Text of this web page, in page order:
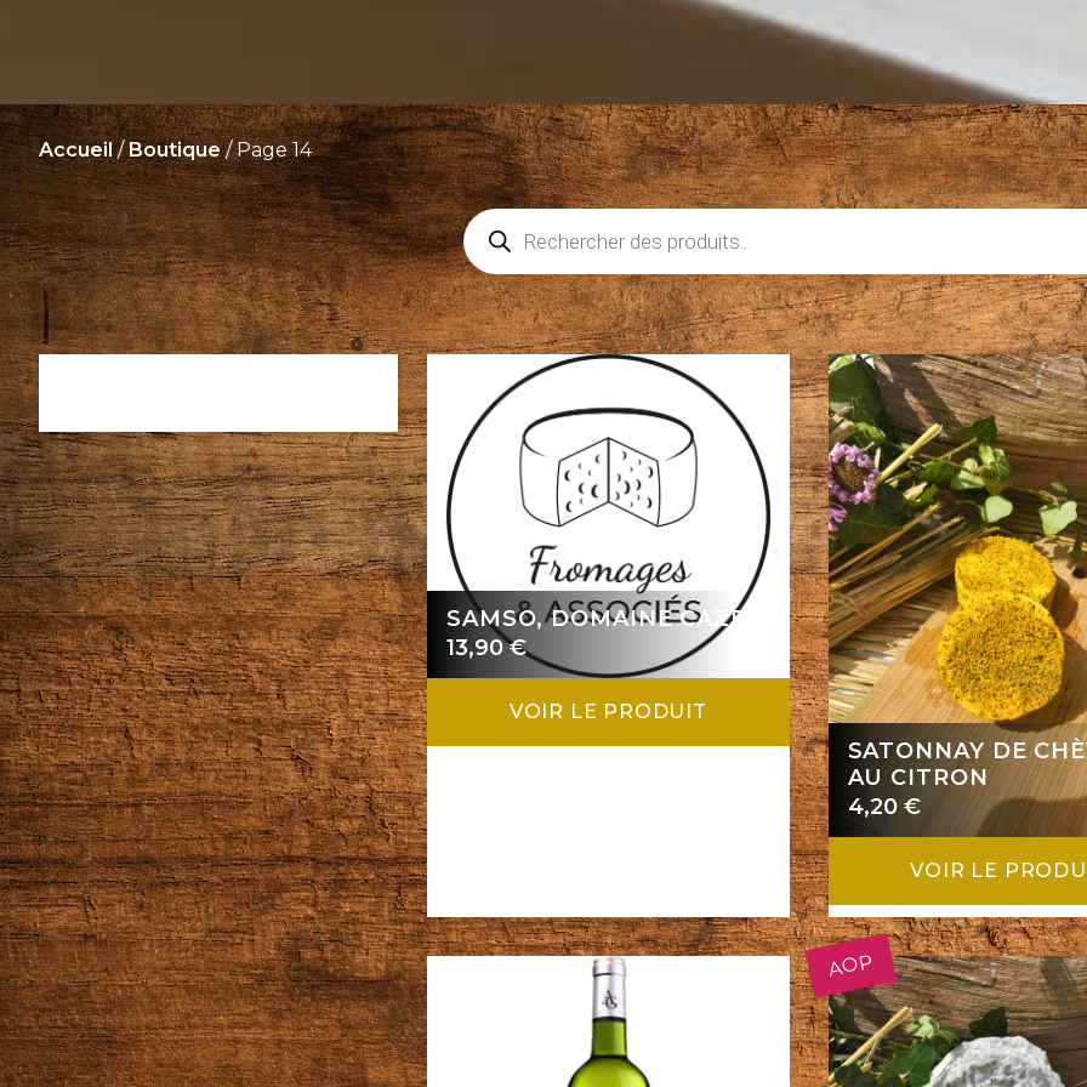
Accueil/Boutique/ Page 14
Recherche
de
produits
SAMSO, DOMAINE CAZES
13,90€
VOIR LE PRODUIT
SATONNAY DE
AU CITRON
4,20 €
VOIR LE
AOP